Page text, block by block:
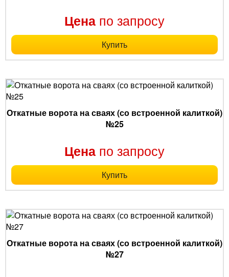
Цена по запросу
Купить
Откатные ворота на сваях (со встроенной калиткой)
№25
Цена по запросу
Купить
Откатные ворота на сваях (со встроенной калиткой)
№27